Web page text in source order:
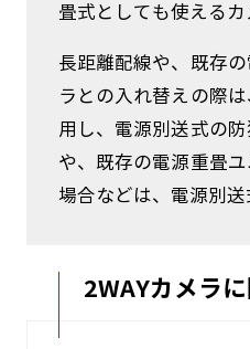
畳式としても使えるカ
長距離配線や、既存
ラとの入れ替えの際
用し、電源別送式の
や、既存の電源重畳
場合などは、電源別送
2WAYカメラ